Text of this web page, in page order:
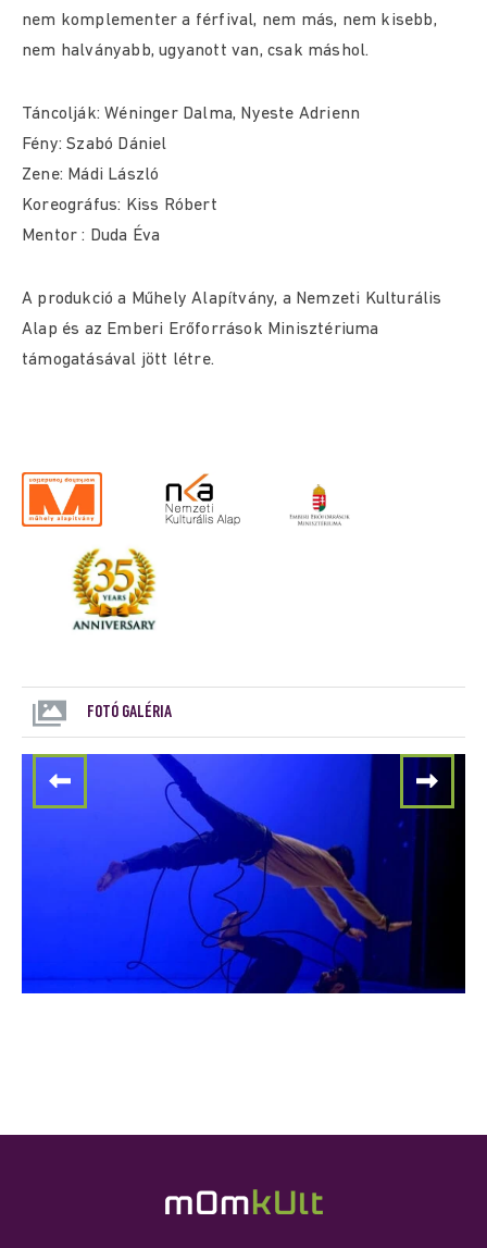
nem komplementer a férfival, nem más, nem kisebb,
nem halványabb, ugyanott van, csak máshol.
Táncolják: Wéninger Dalma, Nyeste Adrienn
Fény: Szabó Dániel
Zene: Mádi László
Koreográfus: Kiss Róbert
Mentor : Duda Éva
A produkció a Műhely Alapítvány, a Nemzeti Kulturális
Alap és az Emberi Erőforrások Minisztériuma
támogatásával jött létre.
FOTÓ GALÉRIA